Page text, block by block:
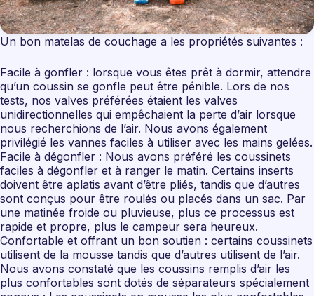
Un bon matelas de couchage a les propriétés suivantes :
Facile à gonfler : lorsque vous êtes prêt à dormir, attendre
qu’un coussin se gonfle peut être pénible. Lors de nos
tests, nos valves préférées étaient les valves
unidirectionnelles qui empêchaient la perte d’air lorsque
nous recherchions de l’air. Nous avons également
privilégié les vannes faciles à utiliser avec les mains gelées.
Facile à dégonfler : Nous avons préféré les coussinets
faciles à dégonfler et à ranger le matin. Certains inserts
doivent être aplatis avant d’être pliés, tandis que d’autres
sont conçus pour être roulés ou placés dans un sac. Par
une matinée froide ou pluvieuse, plus ce processus est
rapide et propre, plus le campeur sera heureux.
Confortable et offrant un bon soutien : certains coussinets
utilisent de la mousse tandis que d’autres utilisent de l’air.
Nous avons constaté que les coussins remplis d’air les
plus confortables sont dotés de séparateurs spécialement